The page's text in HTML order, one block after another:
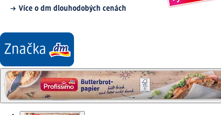
Více o dm dlouhodobých cenách